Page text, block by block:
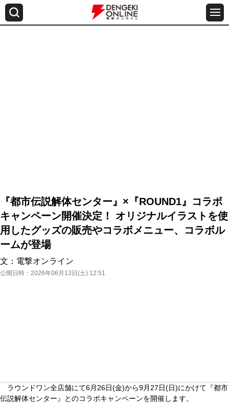
『都市伝説解体センター』×『ROUND1』コラボ
キャンペーン開催決定！ オリジナルイラストを使
用したグッズの販売やコラボメニュー、コラボル
ームが登場
文： 電撃オンライン
公開日時： 2026年06月13日(土) 12:51
ラウンドワン全店舗にて6月26日(金)から9月27日(日)にかけて『都市
伝説解体センター』とのコラボキャンペーンを開催します。